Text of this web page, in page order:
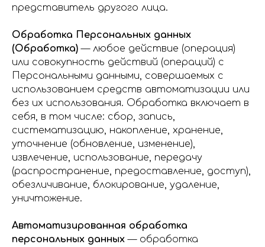
представитель другого лица.
Обработка Персональных данных
(Обработка)— любое действие (операция)
или совокупность действий (операций) с
Персональными данными, совершаемых с
использованием средств автоматизации или
без их использования. Обработка включает в
себя, в том числе: сбор, запись,
систематизацию, накопление, хранение,
уточнение (обновление, изменение),
извлечение, использование, передачу
(распространение, предоставление, доступ),
обезличивание, блокирование, удаление,
уничтожение.
Автоматизированная обработка
персональных данных— обработка